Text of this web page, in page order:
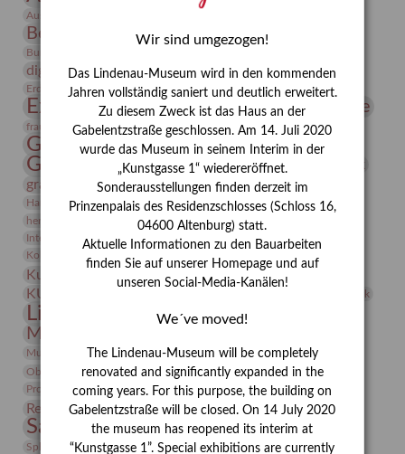
Ausstellung „Vier Winde“
Bernhard August von Lindenau
Burg Posterstein
digitallabor Entartete Kunst
Enteignung
Erdmann Julius Dietrich
Erlebnisportal estrusker Exlibris
Expressionismus Festrede Florenz Fotografie
frauen Frauen in der Antike und heute
Gerhard-Altenbourg-Preis
Gerhard Altenbourg
Gerhard Kurt Müller
grafische sammlung griechische Mythologie
Hanns-Conon von der Gabelentz Heinrich Kirchhoff Heldinnen
herman de vries Humboldt
Insekten
Integriertes Schädlingsmanagement
Jahresempfang
Kolosseum
Kunst
Kunstmuseum Kunstvermittlung Kunst von Kühl
KUNSTWAND Künstler Lehmbruck
Lindenau-Museum Marstall
Museumsgeschichte
Museumspädagogik Mäzen Napoleon Natur
Neue Remise
Objekt im Fokus
Paul Klee Peter Schnürpel Phelloplastik
Pohlhof
Provenienz
Provenienzforschung
Restaurierung Restitution Rudi Lesser Ruth Wolf-Rehfeld
Sammlung Samstagszeichner Skulptur
Sonderausstellung
Sphinx
studio Studio Bildende Kunst
studioDIGITAL
Wir sind umgezogen!
Das Lindenau-Museum wird in den kommenden
Jahren vollständig saniert und deutlich erweitert.
Zu diesem Zweck ist das Haus an der
Gabelentzstraße geschlossen. Am 14. Juli 2020
wurde das Museum in seinem Interim in der
„Kunstgasse 1“ wiedereröffnet.
Sonderausstellungen finden derzeit im
Prinzenpalais des Residenzschlosses (Schloss 16,
04600 Altenburg) statt.
Aktuelle Informationen zu den Bauarbeiten
finden Sie auf unserer Homepage und auf
unseren Social-Media-Kanälen!
We´ve moved!
The Lindenau-Museum will be completely
renovated and significantly expanded in the
coming years. For this purpose, the building on
Gabelentzstraße will be closed. On 14 July 2020
the museum has reopened its interim at
“Kunstgasse 1”. Special exhibitions are currently